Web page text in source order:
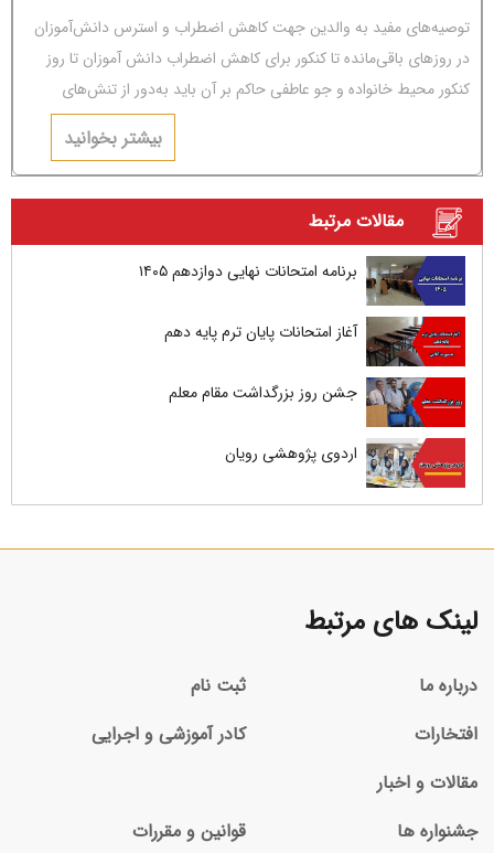
توصیه‌های مفید به والدین جهت کاهش اضطراب و استرس دانش‌آموزان
در روزهای باقی‌مانده تا کنکور برای کاهش اضطراب دانش آموزان تا روز
کنکور محیط خانواده و جو عاطفی حاکم بر آن باید به‌دور از تنش‌های
بیشتر بخوانید
مقالات مرتبط
برنامه امتحانات نهایی دوازدهم ۱۴۰۵
آغاز امتحانات پایان ترم پایه دهم
جشن روز بزرگداشت مقام معلم
اردوی پژوهشی رویان
لینک های مرتبط
درباره ما
ثبت نام
افتخارات
کادر آموزشی و اجرایی
مقالات و اخبار
جشنواره ها
قوانین و مقررات